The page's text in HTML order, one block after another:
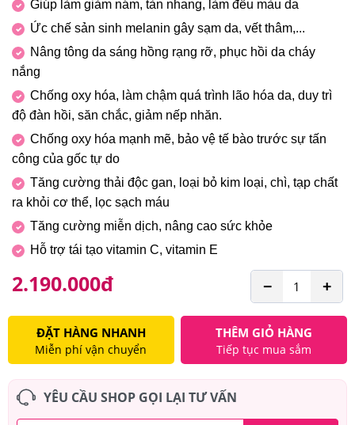
Giúp làm giảm nám, tàn nhang, làm đều màu da
Ức chế sản sinh melanin gây sạm da, vết thâm,...
Nâng tông da sáng hồng rạng rỡ, phục hồi da cháy
nắng
Chống oxy hóa, làm chậm quá trình lão hóa da, duy trì
độ đàn hồi, săn chắc, giảm nếp nhăn.
Chống oxy hóa mạnh mẽ, bảo vệ tế bào trước sự tấn
công của gốc tự do
Tăng cường thải độc gan, loại bỏ kim loại, chì, tạp chất
ra khỏi cơ thể, lọc sạch máu
Tăng cường miễn dịch, nâng cao sức khỏe
Hỗ trợ tái tạo vitamin C, vitamin E
2.190.000đ +
−
THÊM GIỎ HÀNG
Tiếp tục mua sắm
ĐẶT HÀNG NHANH
Miễn phí vận chuyển
YÊU CẦU SHOP GỌI LẠI TƯ VẤN